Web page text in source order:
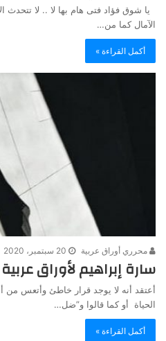
يا شوق فؤاد فتى هام بها لا .. لا
الآمال كما من…
أكمل القراءة »
محرري أوراق عربية 20 سبتمبر، 2020
سارة إبراهيم لأوراق
أعتقد أنه لا يوجد قرار خاطئ وأتعس من
الحياة أو كما قالوا و”ضل…
أكمل القراءة »